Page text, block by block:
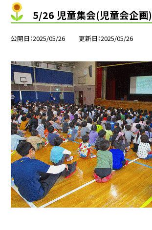
5/26 児童集会(児童会企画)
公開日 2025/05/26 更新日 2025/05/26